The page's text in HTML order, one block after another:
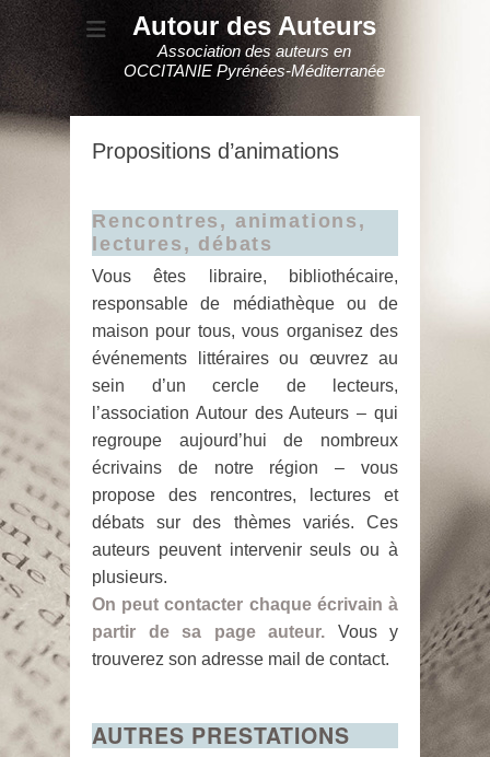
Autour des Auteurs
Association des auteurs en
OCCITANIE Pyrénées-Méditerranée
Propositions d’animations
Rencontres, animations,
lectures, débats
Vous êtes libraire, bibliothécaire,
responsable de médiathèque ou de
maison pour tous, vous organisez des
événements littéraires ou œuvrez au
sein d’un cercle de lecteurs,
l’association Autour des Auteurs – qui
regroupe aujourd’hui de nombreux
écrivains de notre région – vous
propose des rencontres, lectures et
débats sur des thèmes variés. Ces
auteurs peuvent intervenir seuls ou à
plusieurs.
On peut contacter chaque écrivain à
partir de sa page auteur. Vous y
trouverez son adresse mail de contact.
AUTRES PRESTATIONS